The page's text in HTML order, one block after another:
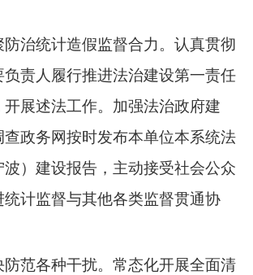
统计造假监督合力。认真贯彻
责人履行推进法治建设第一责任
开展述法工作。加强法治政府建
政务网按时发布本单位本系统法
）建设报告，主动接受社会公众
统计监督与其他各类监督贯通协
各种干扰。常态化开展全面清